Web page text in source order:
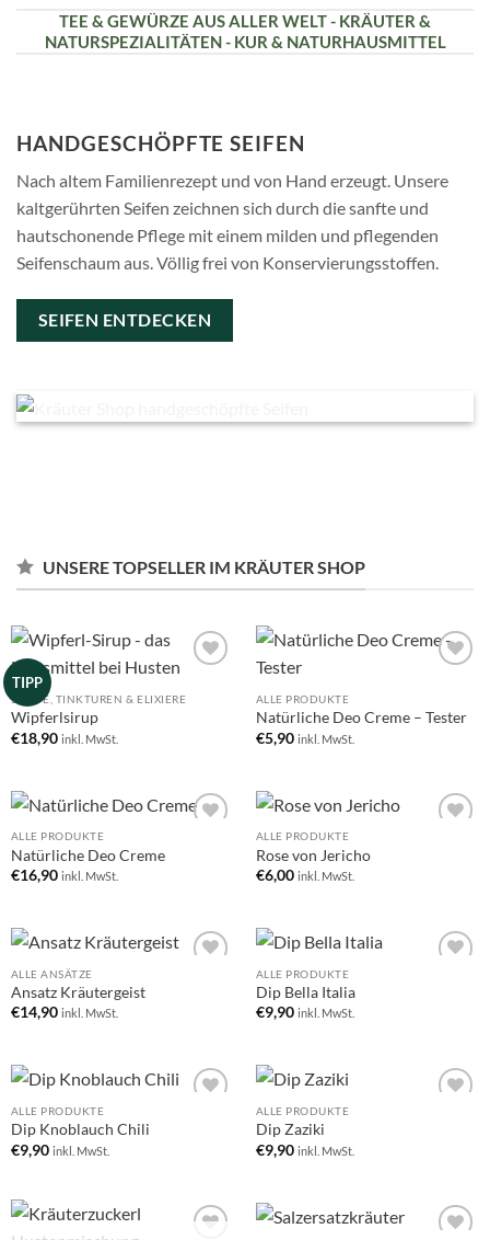
TEE & GEWÜRZE AUS ALLER WELT - KRÄUTER &
NATURSPEZIALITÄTEN - KUR & NATURHAUSMITTEL
HANDGESCHÖPFTE SEIFEN
Nach altem Familienrezept und von Hand erzeugt. Unsere
kaltgerührten Seifen zeichnen sich durch die sanfte und
hautschonende Pflege mit einem milden und pflegenden
Seifenschaum aus. Völlig frei von Konservierungsstoffen.
SEIFEN ENTDECKEN
UNSERE TOPSELLER IM KRÄUTER SHOP
TIPP
wishlist
SIRUPE, TINKTUREN & ELIXIERE
Wipferlsirup
€18,90 inkl. MwSt.
ALLE PRODUKTE
Natürliche Deo Creme – Tester
€5,90 inkl. MwSt.
ALLE PRODUKTE
Natürliche Deo Creme
€16,90 inkl. MwSt.
ALLE PRODUKTE
Rose von Jericho
€6,00 inkl. MwSt.
ALLE ANSÄTZE
Ansatz Kräutergeist
€14,90 inkl. MwSt.
ALLE PRODUKTE
Dip Bella Italia
€9,90 inkl. MwSt.
ALLE PRODUKTE
Dip Knoblauch Chili
€9,90 inkl. MwSt.
ALLE PRODUKTE
Dip Zaziki
€9,90 inkl. MwSt.